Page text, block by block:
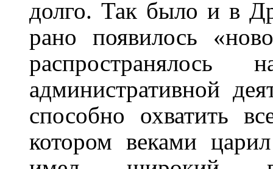
долго. Так было и в
рано появилось
административной
способно охватить
котором веками